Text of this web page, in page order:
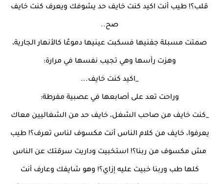
قلب؟! طيب أنت اكيد كنت خايف حد يشوفك ويعرف كنت خايف
صح..
صمتت مسبلة جفنيها فسكبت عينيها دموعًا كالأنهار الجارية،
وهزت رأسها وهي تجيب نفسها في مرارة:
_اكيد كنت خايف...
وراحت تعد على أصابعها في عصبية مفرطة:
_كنت خايف من صاحب الشغل، خايف حد من الشغاليين معاك
يعرفوا، خايف من كلام الناس أنت مكسوف لناس تعرف؟! طيب
مش مكسوف من ربنا؟! استخبيت وداريت سرقتك عن الناس
كلها طب وربنا خبيت عليه إزاي؟! وهو شايفك وعارف أنت